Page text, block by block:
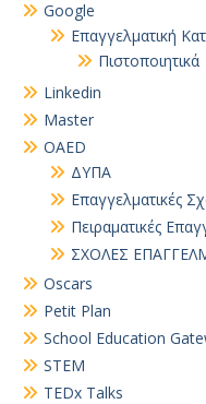
Google
Επαγγελματική
Πιστοποιητικά
Linkedin
Master
OAED
ΔΥΠΑ
Επαγγελματικές
Πειραματικές
ΣΧΟΛΕΣ
Oscars
Petit Plan
School Education
STEM
TEDx Talks